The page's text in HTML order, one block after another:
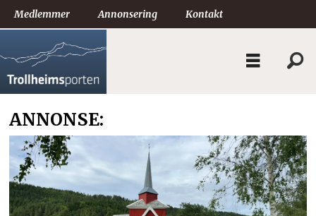
Medlemmer Annonsering Kontakt
ANNONSE: